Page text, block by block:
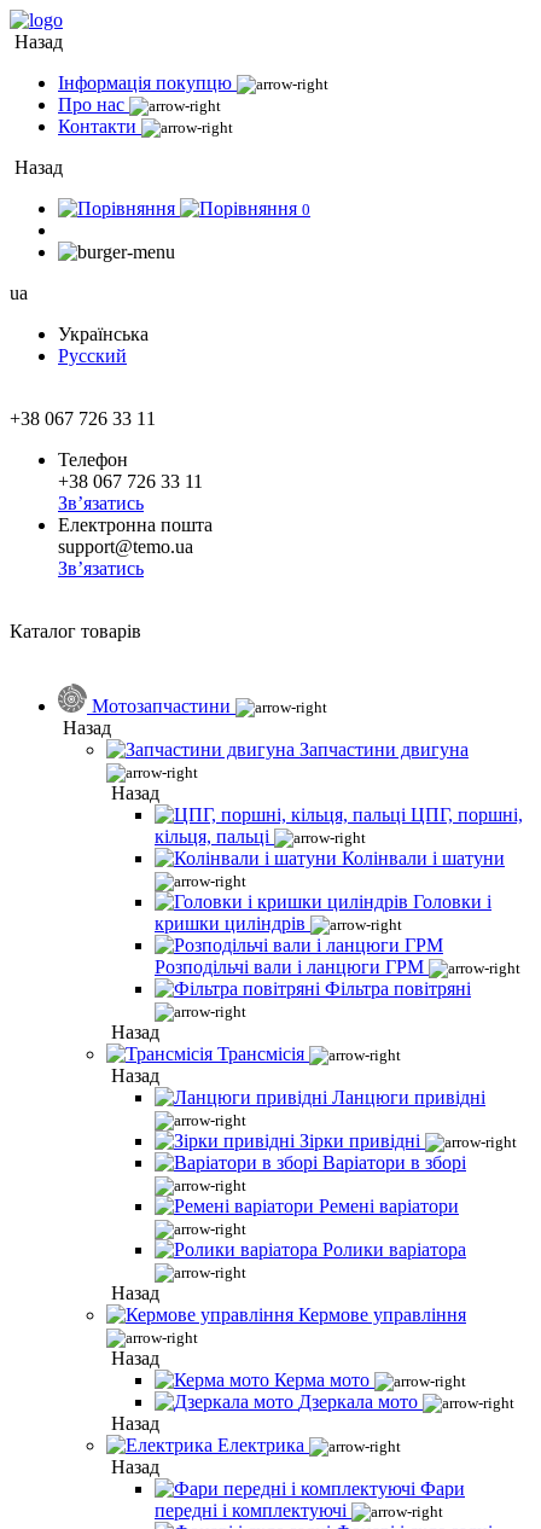
Назад
Інформація покупцю
Про нас
Контакти
Назад
0
ua
Українська
Русский
+38 067 726 33 11
Телефон
+38 067 726 33 11
Зв’язатись
Електронна пошта
support@temo.ua
Зв’язатись
Каталог товарів
Мотозапчастини
Назад
Запчастини двигуна
Назад
ЦПГ, поршні,
кільця, пальці
Колінвали і шатуни
Головки і
кришки циліндрів
Розподільчі вали і ланцюги ГРМ
Фільтра повітряні
Назад
Трансмісія
Назад
Ланцюги привідні
Зірки привідні
Варіатори в зборі
Ремені варіатори
Ролики варіатора
Назад
Кермове управління
Назад
Керма мото
Дзеркала мото
Назад
Електрика
Назад
Фари
передні і комплектуючі